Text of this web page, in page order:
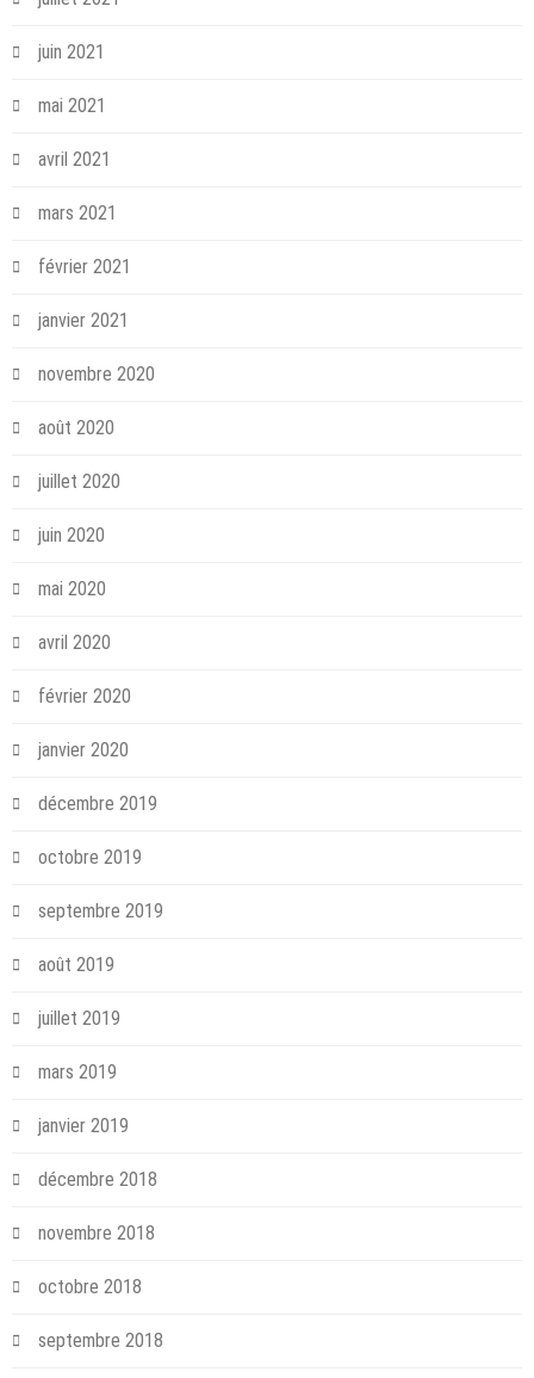
juin 2021
mai 2021
avril 2021
mars 2021
février 2021
janvier 2021
novembre 2020
août 2020
juillet 2020
juin 2020
mai 2020
avril 2020
février 2020
janvier 2020
décembre 2019
octobre 2019
septembre 2019
août 2019
juillet 2019
mars 2019
janvier 2019
décembre 2018
novembre 2018
octobre 2018
septembre 2018